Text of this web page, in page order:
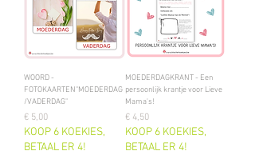
WOORD -
FOTOKAARTEN"MOEDERDAG
/VADERDAG"
Prijs
€ 5,00
KOOP 6 KOEKIES,
BETAAL ER 4!
MOEDERDAGKRANT - Een
persoonlijk krantje voor Lieve
Mama's!
Prijs
€ 4,50
KOOP 6 KOEKIES,
BETAAL ER 4!